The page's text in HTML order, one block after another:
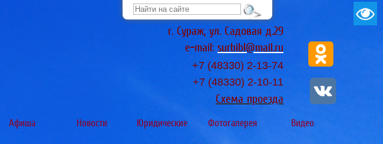
г. Сураж, ул. Садовая д.29
e-mail: surbibl@mail.ru
+7 (48330) 2-13-74
+7 (48330) 2-10-11
Схема проезда
Афиша Новости Юридические Фотогалерея Видео